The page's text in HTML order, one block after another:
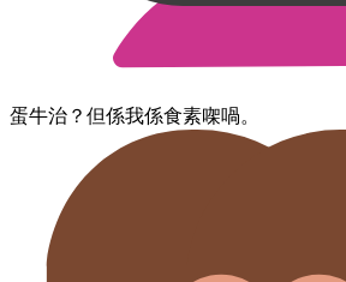
蛋牛治？​但係​我​係​食素​㗎喎。